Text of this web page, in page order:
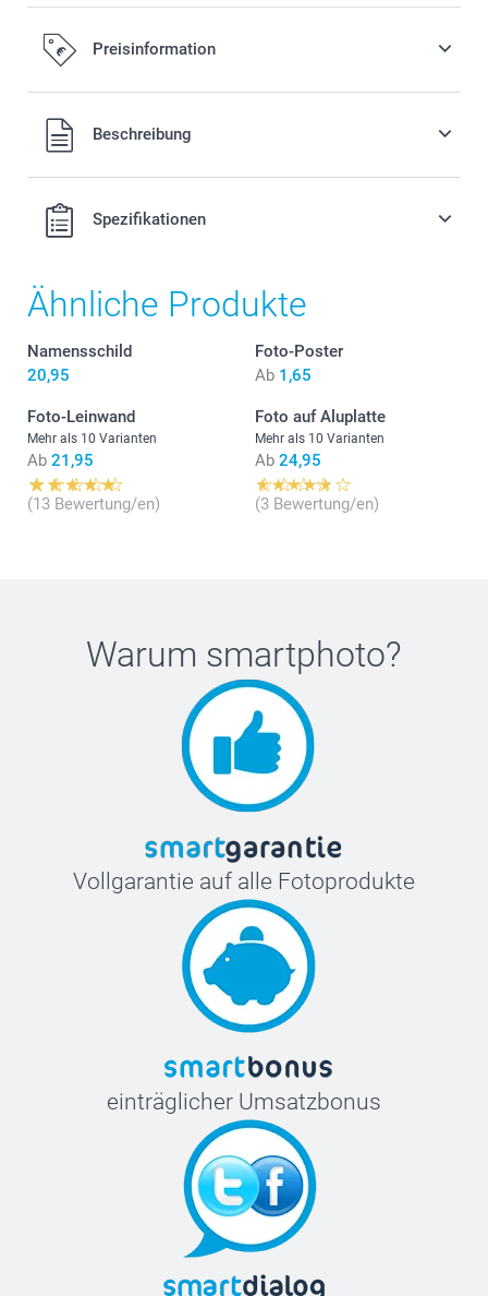
Preisinformation
Alle Preise verstehen sich in EURO (€) inkl. MwSt. und zzgl.
Versandkosten.Beschreibung
Spezifikationen
Ähnliche Produkte
Namensschild
20,95
Foto-Poster
Ab 1,65
Foto-Leinwand
Mehr als 10 Varianten
Ab 21,95
(13 Bewertung/en)
Foto auf Aluplatte
Mehr als 10 Varianten
Ab 24,95
(3 Bewertung/en)
Warum smartphoto?
Vollgarantie auf alle Fotoprodukte
einträglicher Umsatzbonus